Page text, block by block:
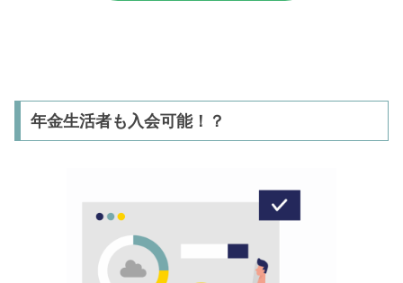
年金生活者も入会可能！？